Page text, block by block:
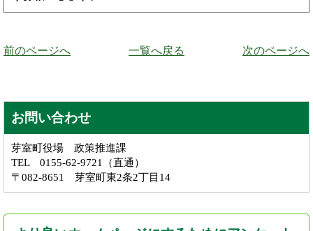
前のページへ 一覧へ戻る 次のページへ
お問い合わせ
芽室町役場 政策推進課
TEL 0155-62-9721（直通）
〒082-8651 芽室町東2条2丁目14